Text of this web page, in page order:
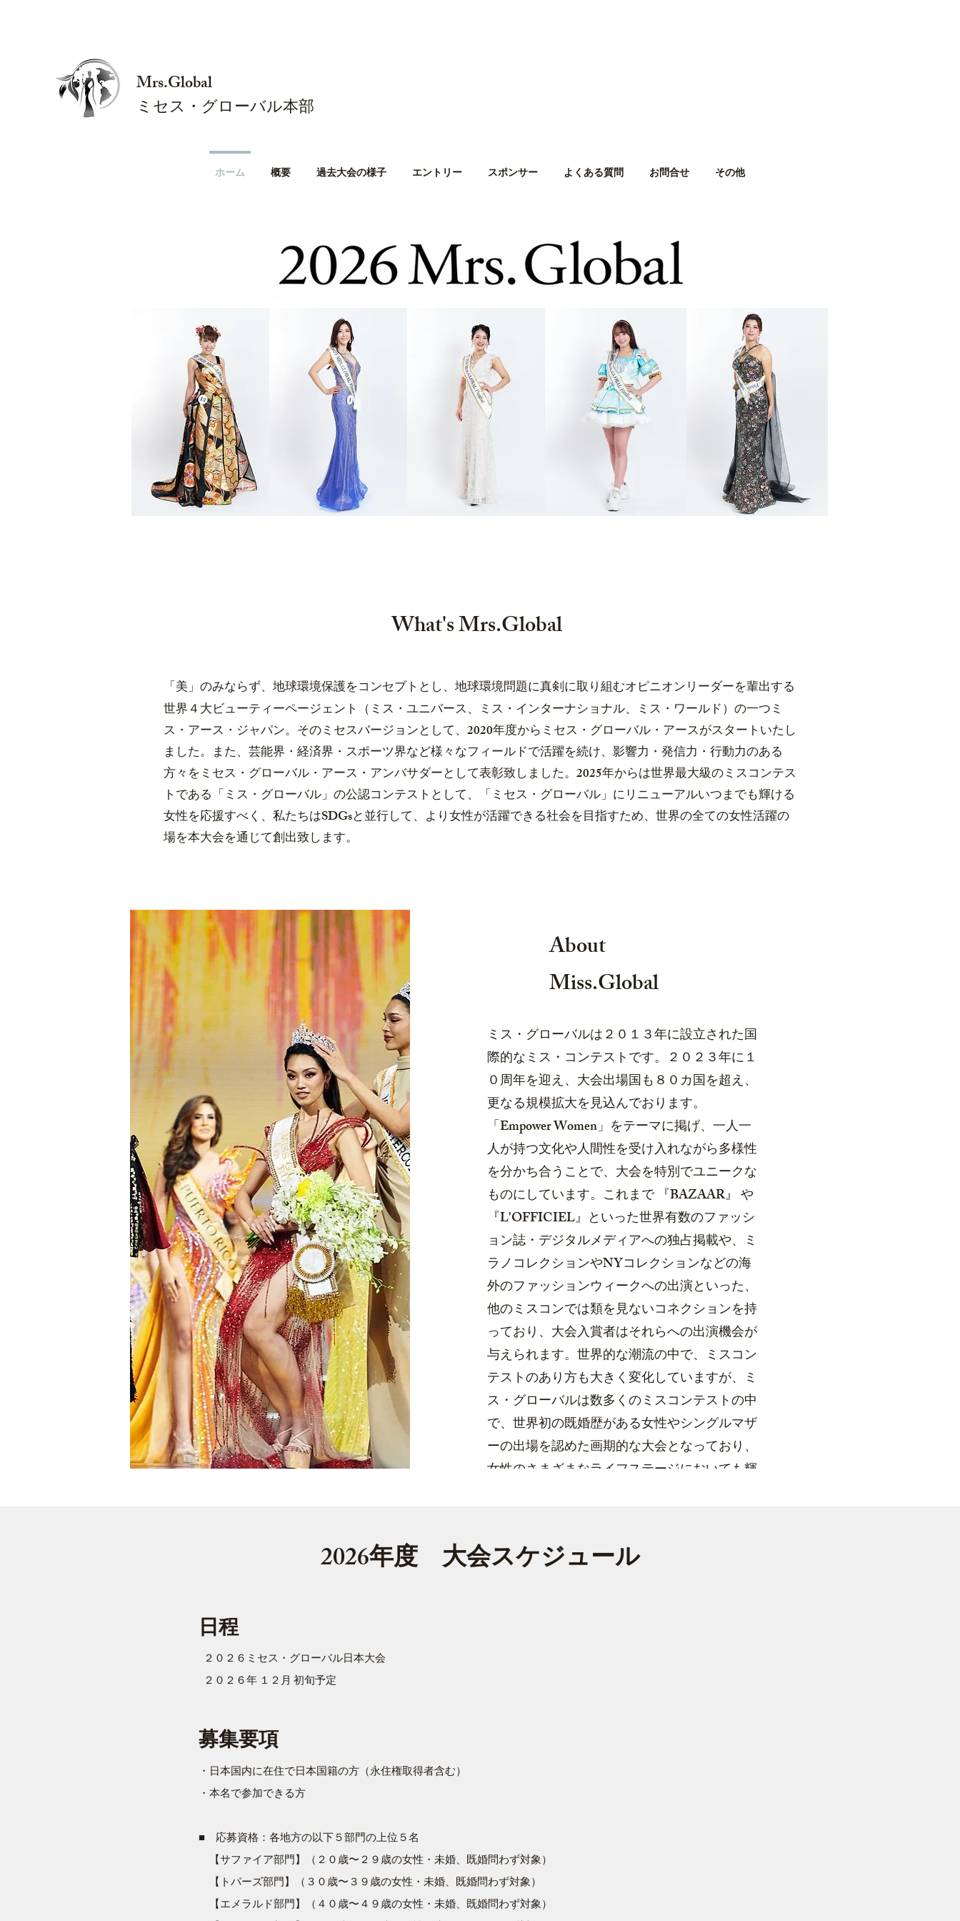
Mrs.Global
ミセス・グローバル本部
ホーム 概要 過去大会の様子 エントリー スポンサー よくある質問 お問合せ その他
「美」のみならず、地球環境保護をコンセプトとし、地球環境問題に真剣に取り組むオピニオンリーダーを輩出する
世界４大ビューティーページェント（ミス・ユニバース、ミス・インターナショナル、ミス・ワールド）の一つミ
ス・アース・ジャパン。 そのミセスバージョンとして、2020年度からミセス・グローバル・アースがスタートいたし
ました。 また、芸能界・経済界・スポーツ界など様々なフィールドで活躍を続け、 影響力・発信力・行動力のある
方々をミセス・グローバル・アース・アンバサダーとして表彰致しました。 2025年からは世界最大級のミスコンテス
トである「ミス・グローバル」の公認コンテストとして、
「ミセス・グローバル」にリニューアルいつまでも輝ける
女性を応援すべく、 私たちはSDGsと並行して、より女性が活躍できる社会を目指すため、 世界の全ての女性活躍の
場を本大会を通じて創出致します。
What's Mrs.Global
About
Miss.Global
ミス・グローバルは２０１３年に設立された国
際的なミス・コンテストです。２０２３年に１
０周年を迎え、大会出場国も８０カ国を超え、
更なる規模拡大を見込んでおります。
「Empower Women」をテーマに掲げ、一人一
人が持つ文化や人間性を受け入れながら多様性
を分かち合うことで、大会を特別でユニークな
ものにしています。これまで 『BAZAAR』 や
『L'OFFICIEL』といった世界有数のファッシ
ョン誌・デジタルメディアへの独占掲載や、ミ
ラノコレクションやNYコレクションなどの海
外のファッションウィークへの出演といった、
他のミスコンでは類を見ないコネクションを持
っており、大会入賞者はそれらへの出演機会が
与えられます。世界的な潮流の中で、ミスコン
テストのあり方も大きく変化していますが、ミ
ス・グローバルは数多くのミスコンテストの中
で、世界初の既婚歴がある女性やシングルマザ
ーの出場を認めた画期的な大会となっており、
女性のさまざまなライフステージにおいても輝
​2026年度 大会スケジュール
日程
２０２６ミセス・グローバル日本大会
２０２６年 １２月 初旬予定
募集要項
・日本国内に在住で日本国籍の方（永住権取得者含む）
・本名で参加できる方
■ 応募資格：各地方の以下５部門の上位５名
【サファイア部門】（２０歳〜２９歳の女性・未婚、既婚問わず対象）
【トパーズ部門】（３０歳〜３９歳の女性・未婚、既婚問わず対象）
【エメラルド部門】（４０歳〜４９歳の女性・未婚、既婚問わず対象）